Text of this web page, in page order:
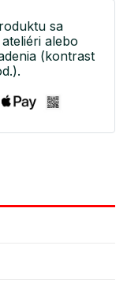
sa
alebo
(kontrast